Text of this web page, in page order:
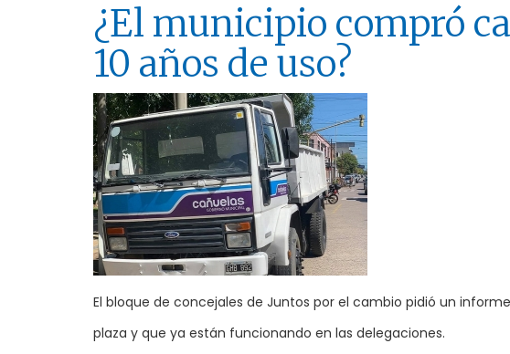
¿El municipio compró
10 años de uso?
El bloque de concejales de Juntos por el cambio pidió un
plaza y que ya están funcionando en las delegaciones.